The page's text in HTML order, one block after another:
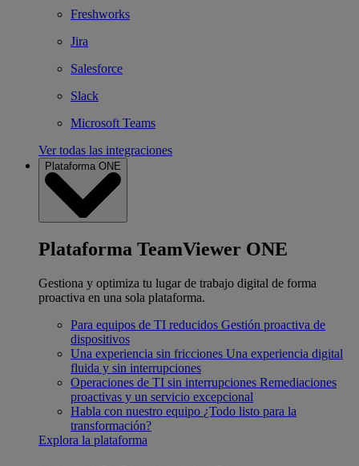
Freshworks
Jira
Salesforce
Slack
Microsoft Teams
Ver todas las integraciones
Plataforma ONE
Plataforma TeamViewer ONE
Gestiona y optimiza tu lugar de trabajo digital de forma
proactiva en una sola plataforma.
Para equipos de TI reducidos Gestión proactiva de
dispositivos
Una experiencia sin fricciones Una experiencia digital
fluida y sin interrupciones
Operaciones de TI sin interrupciones Remediaciones
proactivas y un servicio excepcional
Habla con nuestro equipo ¿Todo listo para la
transformación?
Explora la plataforma